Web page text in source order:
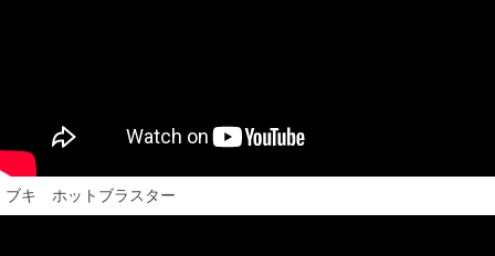
ブキ ホットブラスター